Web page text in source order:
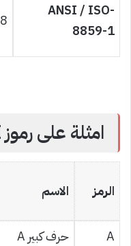
ANSI / ISO-
8859-1
8
امثلة على رموز ASCII
الرمز الاسم
A
حرف كبير A